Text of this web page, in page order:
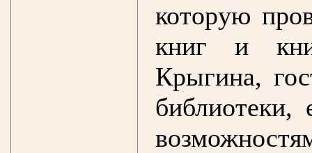
которую
книг и
Крыгина,